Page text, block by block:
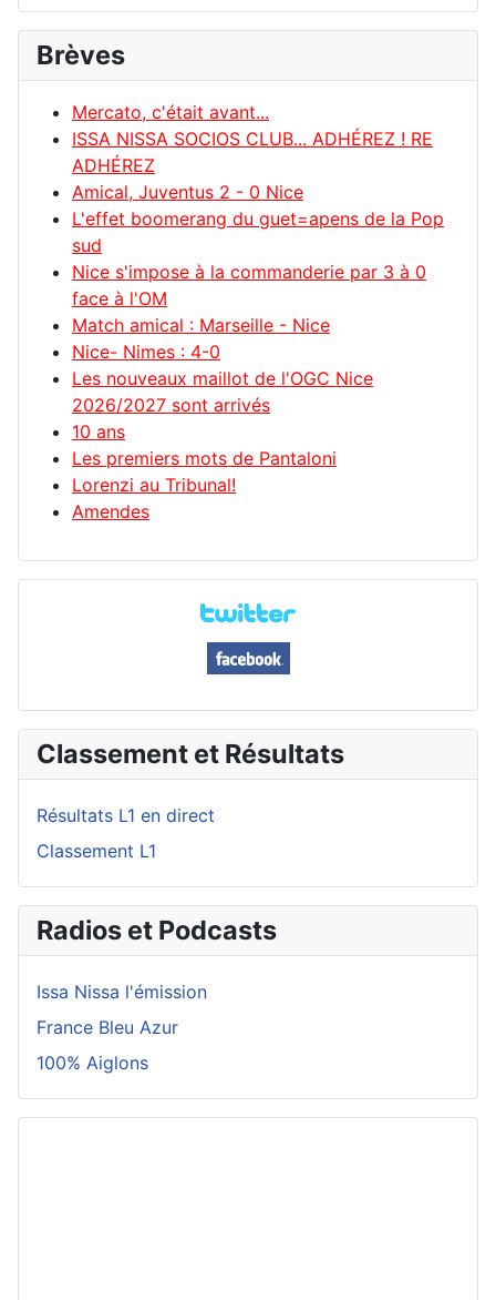
Brèves
Mercato, c'était avant...
ISSA NISSA SOCIOS CLUB... ADHÉREZ ! RE
ADHÉREZ
Amical, Juventus 2 - 0 Nice
L'effet boomerang du guet=apens de la Pop
sud
Nice s'impose à la commanderie par 3 à 0
face à l'OM
Match amical : Marseille - Nice
Nice- Nimes : 4-0
Les nouveaux maillot de l'OGC Nice
2026/2027 sont arrivés
10 ans
Les premiers mots de Pantaloni
Lorenzi au Tribunal!
Amendes
Classement et Résultats
Résultats L1 en direct
Classement L1
Radios et Podcasts
Issa Nissa l'émission
France Bleu Azur
100% Aiglons